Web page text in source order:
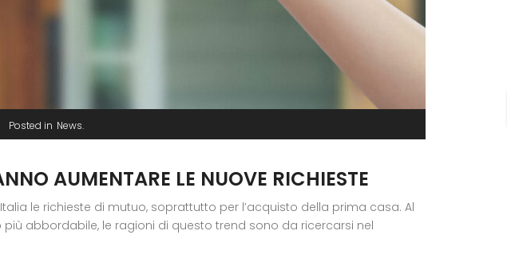
Posted in News
AUMENTARE LE NUOVE RICHIESTE
le richieste di mutuo, soprattutto per l’acquisto della prima casa. Al
abbordabile, le ragioni di questo trend sono da ricercarsi nel